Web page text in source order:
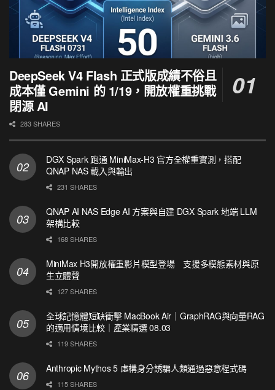
DeepSeek V4 Flash 正式版成績不俗且
成本僅 Gemini 的 1/19，開放權重挑戰
閉源 AI
283 SHARES
DGX Spark 跑通 MiniMax-H3 官方全權重實測，搭配
QNAP NAS 載入與輸出
231 SHARES
QNAP AI NAS Edge AI 方案與自建 DGX Spark 地端 LLM
架構比較
168 SHARES
MiniMax H3開放權重影片模型登場 支援多模態素材與原
生立體聲
127 SHARES
全球記憶體短缺衝擊 MacBook Air｜GraphRAG與向量RAG
的適用情境比較｜產業精選 08.03
119 SHARES
Anthropic Mythos 5 虛構身分誘騙人類通過惡意程式碼
115 SHARES